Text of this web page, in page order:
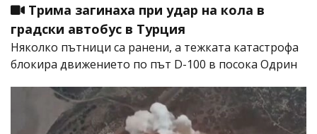
Трима загинаха при удар на кола в
градски автобус в Турция
Няколко пътници са ранени, а тежката катастрофа
блокира движението по път D-100 в посока Одрин